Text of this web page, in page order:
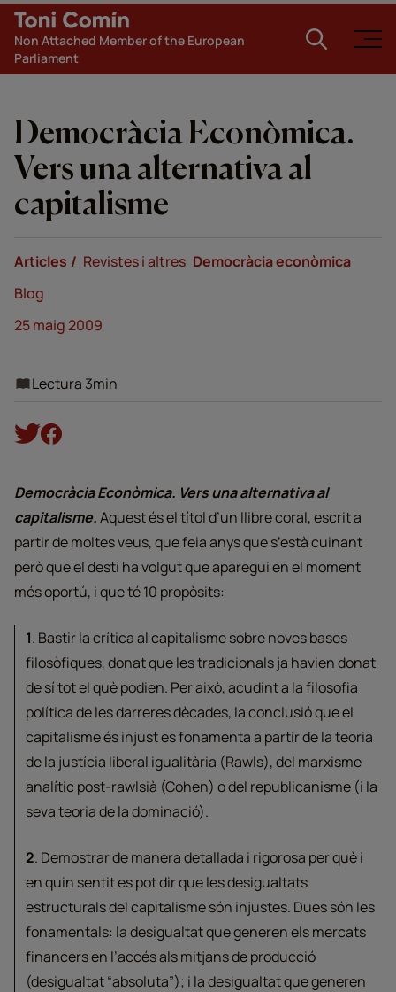
Non Attached Member of the European
Parliament
Democràcia Econòmica.
Vers una alternativa al
capitalisme
Articles
Revistes i altres
Blog
25 maig 2009
Democràcia econòmica
Lectura 3min
Democràcia Econòmica. Vers una alternativa al
capitalisme.Aquest és el títol d’un llibre coral, escrit a
partir de moltes veus, que feia anys que s’està cuinant
però que el destí ha volgut que aparegui en el moment
més oportú, i que té 10 propòsits:
1. Bastir la crítica al capitalisme sobre noves bases
filosòfiques, donat que les tradicionals ja havien donat
de sí tot el què podien. Per això, acudint a la filosofia
política de les darreres dècades, la conclusió que el
capitalisme és injust es fonamenta a partir de la teoria
de la justícia liberal igualitària (Rawls), del marxisme
analític post-rawlsià (Cohen) o del republicanisme (i la
seva teoria de la dominació).
2. Demostrar de manera detallada i rigorosa per què i
en quin sentit es pot dir que les desigualtats
estructurals del capitalisme són injustes. Dues són les
fonamentals: la desigualtat que generen els mercats
financers en l’accés als mitjans de producció
(desigualtat “absoluta”); i la desigualtat que generen